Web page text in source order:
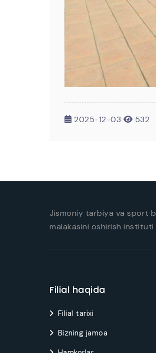
2025-12-03 532
Jismoniy tarbiya va sport
malakasini oshirish instituti
Filial haqida
Filial tarixi
Bizning jamoa